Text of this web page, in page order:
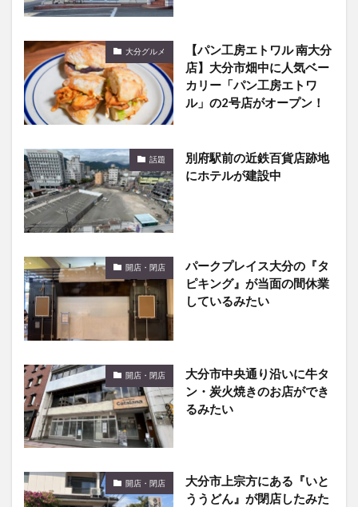
大分グルメ
【パン工房エトワル 南大分
店】大分市畑中に人気ベー
カリー「パン工房エトワ
ル」の2号店がオープン！
話題
別府駅前の近鉄百貨店跡地
にホテルが建設中
開店・閉店
パークプレイス大分の『タ
ピキング』が当面の間休業
しているみたい
開店・閉店
大分市中央通り沿いに牛タ
ン・炭火焼きのお店ができ
るみたい
開店・閉店
大分市上宗方にある『いと
ううどん』が閉店したみた